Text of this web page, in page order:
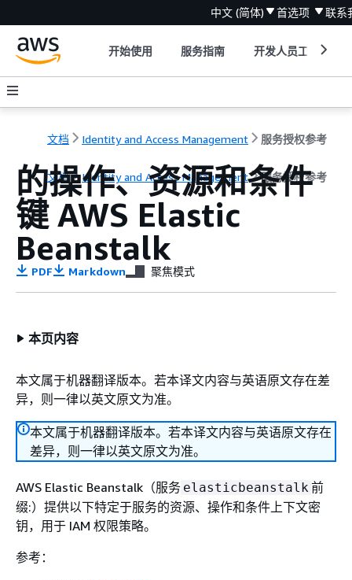
中文 (简体) 首选项 联系
开始使用 服务指南 开发人员工具
文档 Identity and Access Management 服务授权参考
文档 Identity and Access Management 服务授权参考
的操作、资源和条件
键 AWS Elastic
Beanstalk
PDF Markdown 聚焦模式
本页内容
本文属于机器翻译版本。若本译文内容与英语原文存在差
异，则一律以英文原文为准。
本文属于机器翻译版本。若本译文内容与英语原文存在
差异，则一律以英文原文为准。
AWS Elastic Beanstalk（服务 elasticbeanstalk前
缀:）提供以下特定于服务的资源、操作和条件上下文密
钥，用于 IAM 权限策略。
参考：